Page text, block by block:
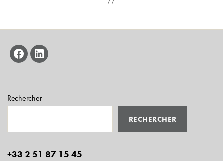
facebooklinkedin
Rechercher
RECHERCHER
+33 2 51 87 15 45